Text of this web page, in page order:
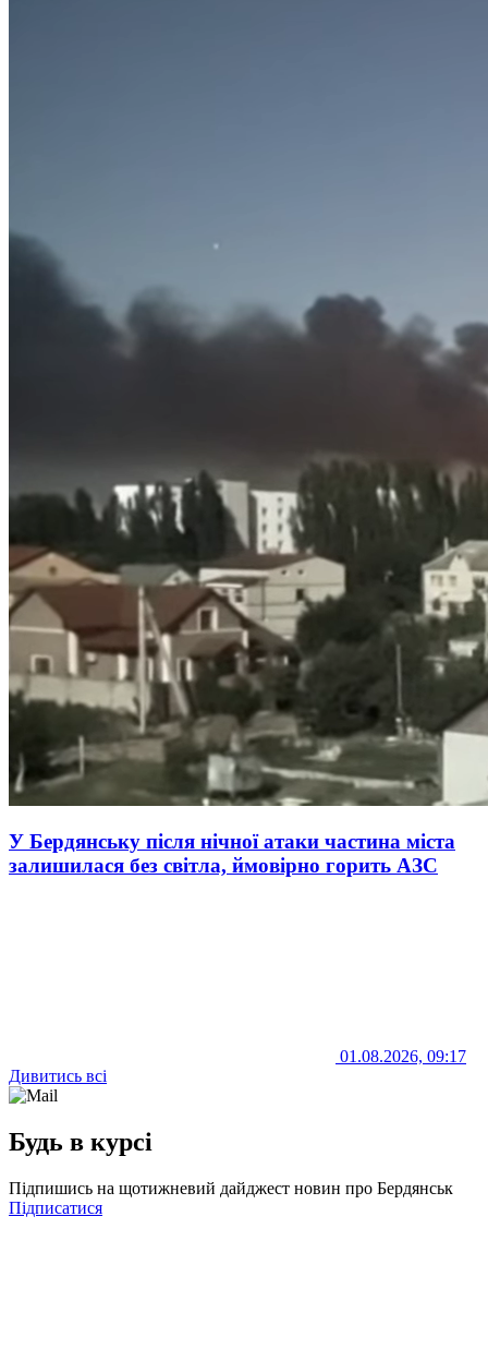
У Бердянську після нічної атаки частина міста
залишилася без світла, ймовірно горить АЗС
01.08.2026, 09:17
Дивитись всі
Будь в курсі
Підпишись на щотижневий дайджест новин про Бердянськ
Підписатися